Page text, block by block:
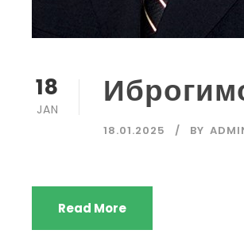
18
JAN
18.01.2025 BY
Read More